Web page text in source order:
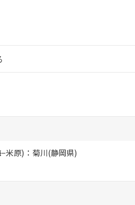
米原)：菊川(静岡県)